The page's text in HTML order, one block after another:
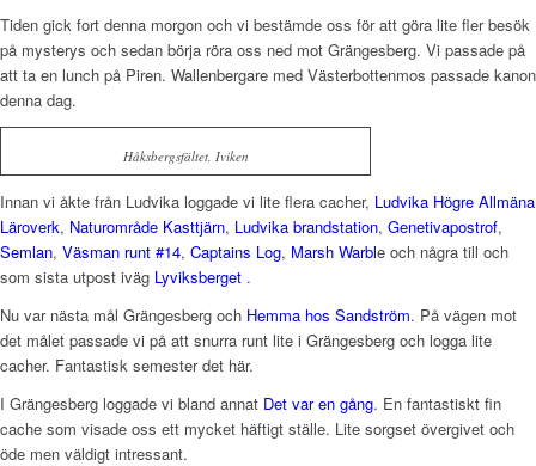
Tiden gick fort denna morgon och vi bestämde oss för att göra lite fler besök
på mysterys och sedan börja röra oss ned mot Grängesberg. Vi passade på
att ta en lunch på Piren. Wallenbergare med Västerbottenmos passade kanon
denna dag.
Håksbergsfältet, Iviken
Innan vi åkte från Ludvika loggade vi lite flera cacher, Ludvika Högre Allmäna
Läroverk, Naturområde Kasttjärn, Ludvika brandstation, Genetivapostrof,
Semlan, Väsman runt #14, Captains Log, Marsh Warble och några till och
som sista utpost iväg Lyviksberget .
Nu var nästa mål Grängesberg och Hemma hos Sandström. På vägen mot
det målet passade vi på att snurra runt lite i Grängesberg och logga lite
cacher. Fantastisk semester det här.
I Grängesberg loggade vi bland annat Det var en gång. En fantastiskt fin
cache som visade oss ett mycket häftigt ställe. Lite sorgset övergivet och
öde men väldigt intressant.